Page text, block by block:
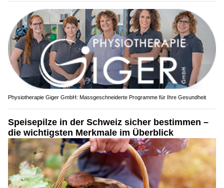
Physiotherapie Giger GmbH: Massgeschneiderte Programme für Ihre Gesundheit
Speisepilze in der Schweiz sicher bestimmen –
die wichtigsten Merkmale im Überblick